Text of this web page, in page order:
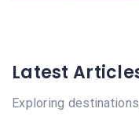
Latest
Exploring